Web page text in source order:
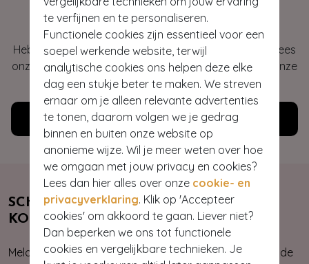
te verfijnen en te personaliseren.
Functionele cookies zijn essentieel voor een
soepel werkende website, terwijl
analytische cookies ons helpen deze elke
dag een stukje beter te maken. We streven
ernaar om je alleen relevante advertenties
te tonen, daarom volgen we je gedrag
binnen en buiten onze website op
anonieme wijze. Wil je meer weten over hoe
we omgaan met jouw privacy en cookies?
Lees dan hier alles over onze cookie- en
privacyverklaring. Klik op 'Accepteer
cookies' om akkoord te gaan. Liever niet?
Dan beperken we ons tot functionele
cookies en vergelijkbare technieken. Je
Hey gorgeous
Heb je vragen of heb je hulp nodig bij je bestelling? Lees
onze veelgestelde vragen of neem contact op met onze
klantenservice. Wij helpen je graag!
Klantenservice
SCHRIJF JE NU IN & ONTVANG 10%
KORTING
Meld je aan voor onze nieuwsbrief. Zo ben je altijd op de